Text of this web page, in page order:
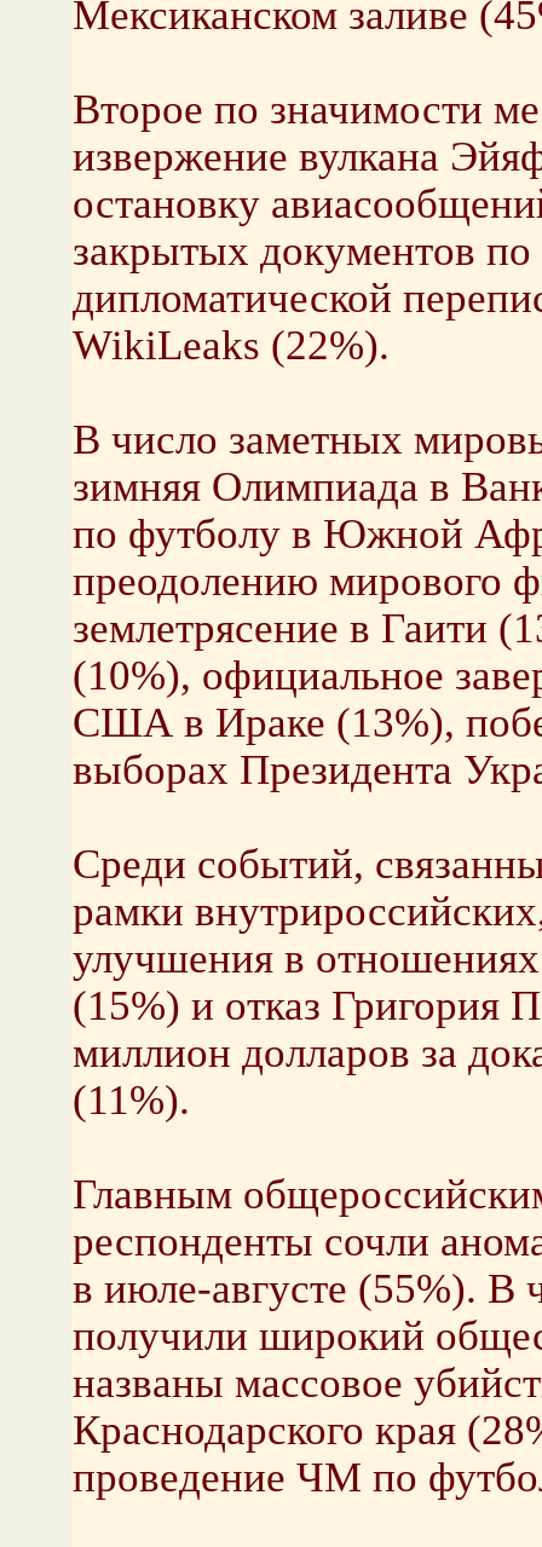
Мексиканском заливе
Второе по значимости
извержение вулкана
остановку
закрытых документов
дипломатической
WikiLeaks (22%).
В число заметных
зимняя Олимпиада в
по футболу в Южной
преодолению мирового
землетрясение в Гаити
(10%), официальное
США в Ираке (13%),
выборах Президента
Среди событий,
рамки
улучшения в
(15%) и отказ Григория
миллион долларов за
(11%).
Главным
респонденты сочли
в июле-августе (55%). В
получили широкий
названы массовое
Краснодарского края
проведение ЧМ по